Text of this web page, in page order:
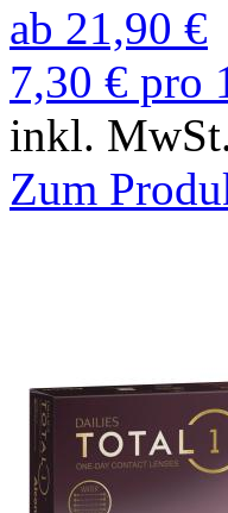
ab 21,90 €
7,30 € pro
inkl.
Zum